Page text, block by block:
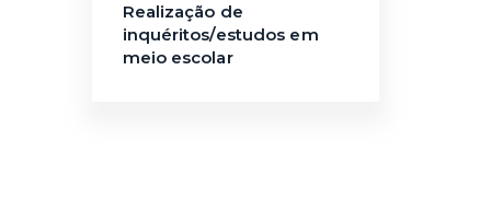
Realização de
inquéritos/estudos em
meio escolar